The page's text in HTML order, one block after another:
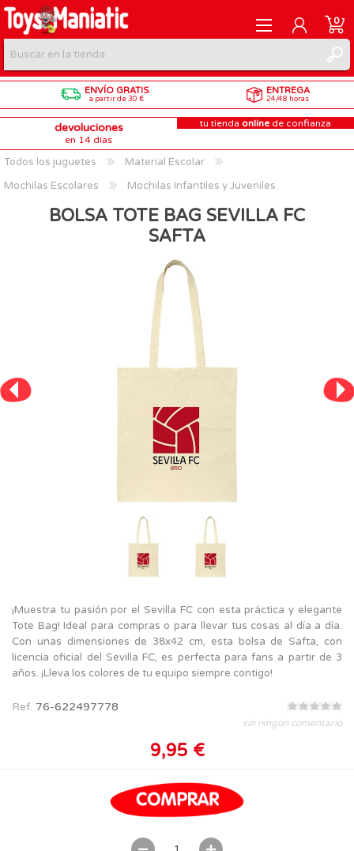
REGISTRARME
INICIAR SESIÓN
0
ENVÍO GRATIS
a partir de 30 €
ENTREGA
24/48 horas
devoluciones
en 14 días
tu tienda online de confianza
Todos los juguetes
Material Escolar
Mochilas Escolares
Mochilas Infantiles y Juveniles
BOLSA TOTE BAG SEVILLA FC
SAFTA
¡Muestra tu pasión por el Sevilla FC con esta práctica y elegante
Tote Bag! Ideal para compras o para llevar tus cosas al día a día.
Con unas dimensiones de 38x42 cm, esta bolsa de Safta, con
licencia oficial del Sevilla FC, es perfecta para fans a partir de 3
años. ¡Lleva los colores de tu equipo siempre contigo!
Ref. 76-622497778
sin ningún comentario
9,95 €